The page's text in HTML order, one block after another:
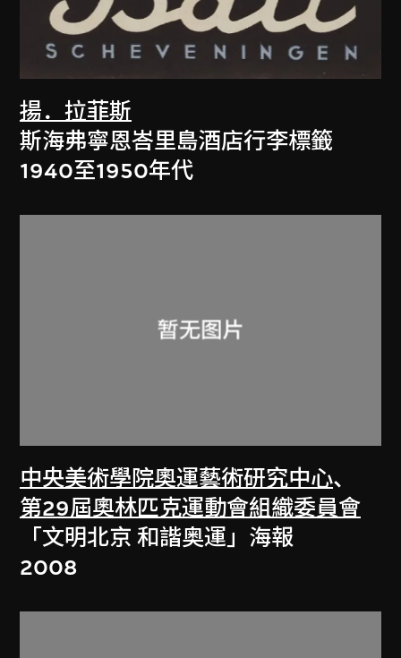
揚．拉菲斯
斯海弗寧恩峇里島酒店行李標籤
1940至1950年代
中央美術學院奧運藝術研究中心、
第29屆奧林匹克運動會組織委員會
「文明北京 和諧奥運」海報
2008